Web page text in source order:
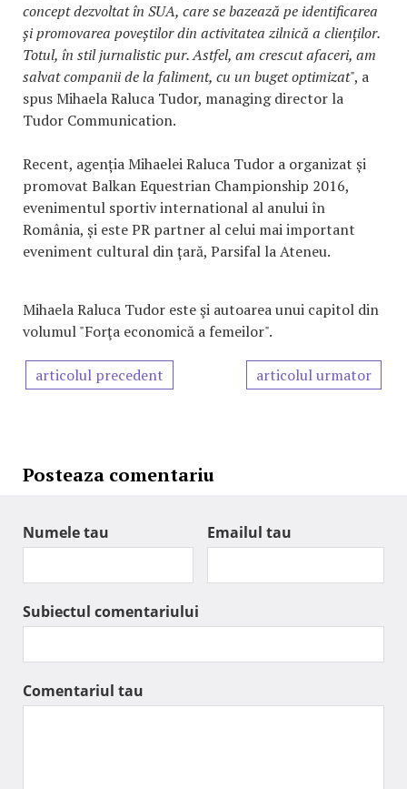
concept dezvoltat în SUA, care se bazează pe identificarea
și promovarea poveștilor din activitatea zilnică a clienților.
Totul, în stil jurnalistic pur. Astfel, am crescut afaceri, am
salvat companii de la faliment, cu un buget optimizat", a
spus Mihaela Raluca Tudor, managing director la
Tudor Communication.
Recent, agenția Mihaelei Raluca Tudor a organizat și
promovat Balkan Equestrian Championship 2016,
evenimentul sportiv international al anului în
România, și este PR partner al celui mai important
eveniment cultural din țară, Parsifal la Ateneu.
Mihaela Raluca Tudor este şi autoarea unui capitol din
volumul "Forţa economică a femeilor".
articolul precedent articolul urmator
Posteaza comentariu
Numele tau Emailul tau
Subiectul comentariului
Comentariul tau